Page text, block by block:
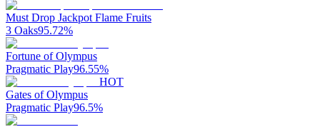
Must Drop Jackpot Flame Fruits
3 Oaks95.72%
Fortune of Olympus
Pragmatic Play96.55%
HOT
Gates of Olympus
Pragmatic Play96.5%